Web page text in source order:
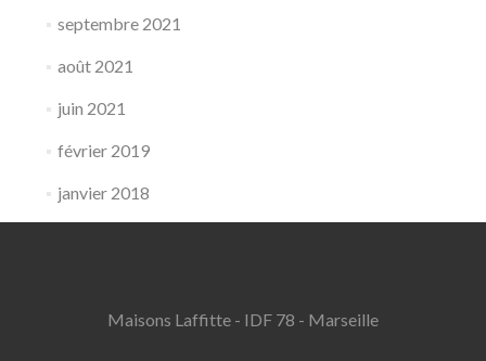
septembre 2021
août 2021
juin 2021
février 2019
janvier 2018
Maisons Laffitte - IDF 78 - Marseille